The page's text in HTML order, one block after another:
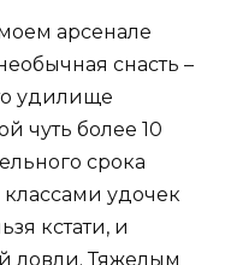
арсенале
снасть –
удилище
чуть более 10
срока
удочек
кстати, и
ловли. Тяжелым